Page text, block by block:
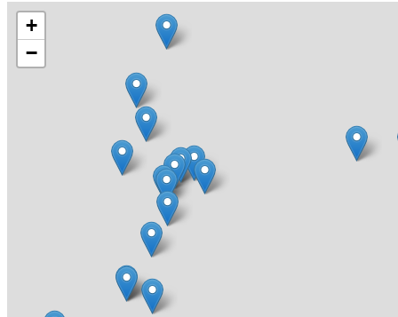
+
−